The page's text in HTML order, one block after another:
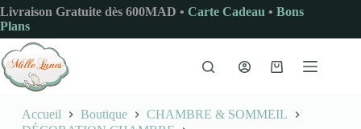
Passer
au
contenu
Livraison Gratuite dès 600MAD • Carte Cadeau • Bons
Plans
Panier
Accueil Boutique
CHAMBRE & SOMMEIL